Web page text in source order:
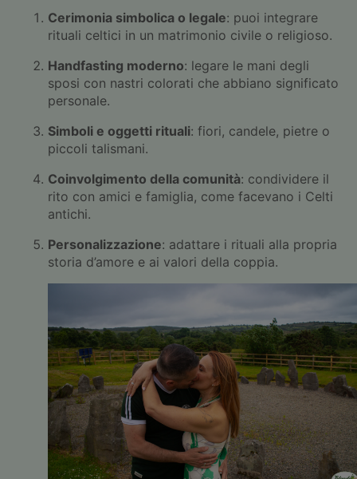
Cerimonia simbolica o legale: puoi integrare
rituali celtici in un matrimonio civile o religioso.
Handfasting moderno: legare le mani degli
sposi con nastri colorati che abbiano significato
personale.
Simboli e oggetti rituali: fiori, candele, pietre o
piccoli talismani.
Coinvolgimento della comunità: condividere il
rito con amici e famiglia, come facevano i Celti
antichi.
Personalizzazione: adattare i rituali alla propria
storia d’amore e ai valori della coppia.